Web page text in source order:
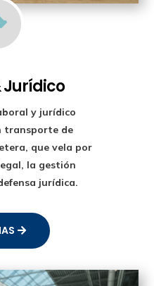
Jurídico
y jurídico
transporte de
que vela por
la gestión
jurídica.